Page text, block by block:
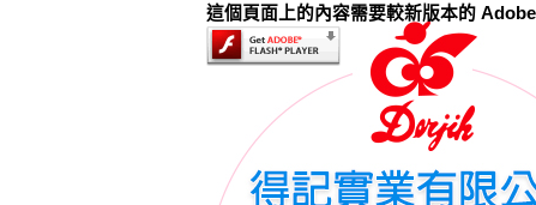
這個頁面上的內容需要較新版本的